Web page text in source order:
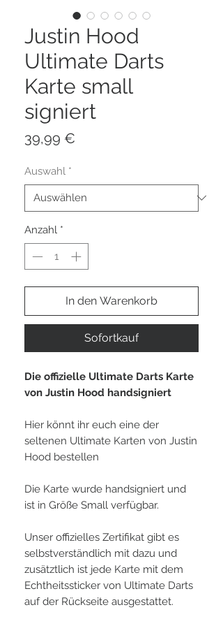
Justin Hood
Ultimate Darts
Karte small
signiert
39,99 €
Auswahl *
Anzahl *
In den Warenkorb
Sofortkauf
Die offizielle Ultimate Darts Karte
von Justin Hood handsigniert
Hier könnt ihr euch eine der
seltenen Ultimate Karten von Justin
Hood bestellen
Die Karte wurde handsigniert und
ist in Größe Small verfügbar.
Unser offizielles Zertifikat gibt es
selbstverständlich mit dazu und
zusätztlich ist jede Karte mit dem
Echtheitssticker von Ultimate Darts
auf der Rückseite ausgestattet.